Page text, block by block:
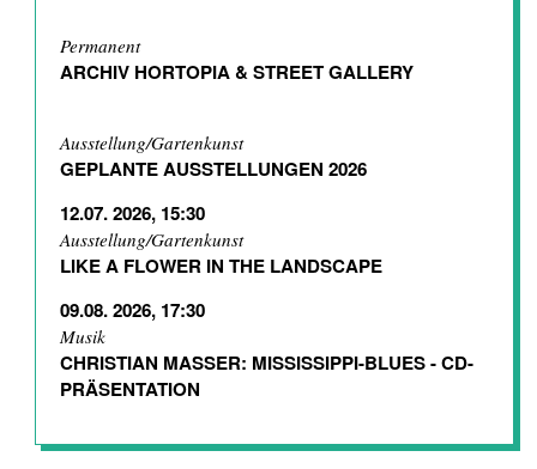
Permanent
ARCHIV HORTOPIA & STREET GALLERY
Ausstellung/Gartenkunst
GEPLANTE AUSSTELLUNGEN 2026
12.07. 2026, 15:30
Ausstellung/Gartenkunst
LIKE A FLOWER IN THE LANDSCAPE
09.08. 2026, 17:30
Musik
CHRISTIAN MASSER: MISSISSIPPI-BLUES - CD-
PRÄSENTATION